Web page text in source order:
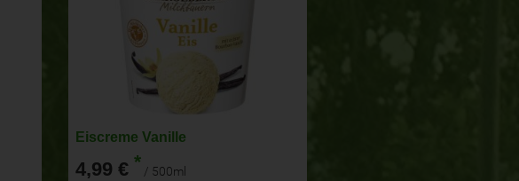
Eiscreme Vanille
4,99 € * / 500ml